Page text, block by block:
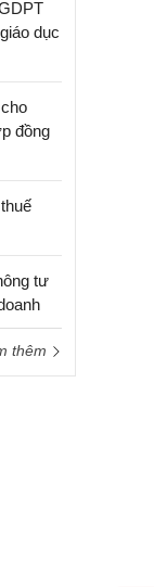
dục
đồng
tư
thêm